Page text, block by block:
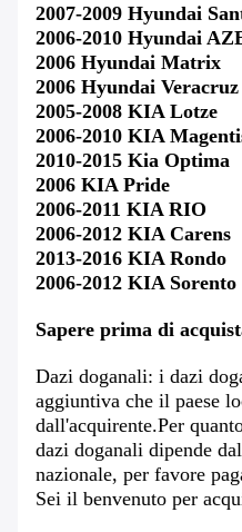
2007-2009 Hyundai
2006-2010 Hyundai
2006 Hyundai Matrix
2006 Hyundai Veracruz
2005-2008 KIA Lotze
2006-2010 KIA
2010-2015 Kia Optima
2006 KIA Pride
2006-2011 KIA RIO
2006-2012 KIA Carens
2013-2016 KIA Rondo
2006-2012 KIA Sorento
Sapere prima di
Dazi doganali: i dazi
aggiuntiva che il paese
dall'acquirente.Per
dazi doganali dipende
nazionale, per favore
Sei il benvenuto per